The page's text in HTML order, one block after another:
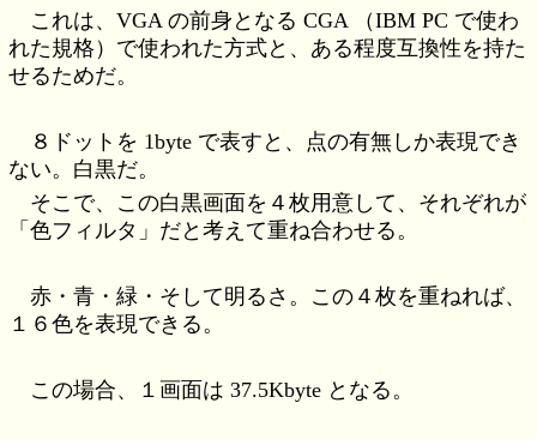
これは、VGA の前身となる CGA （IBM PC で使わ
れた規格）で使われた方式と、ある程度互換性を持た
せるためだ。
８ドットを 1byte で表すと、点の有無しか表現でき
ない。白黒だ。
そこで、この白黒画面を４枚用意して、それぞれが
「色フィルタ」だと考えて重ね合わせる。
赤・青・緑・そして明るさ。この４枚を重ねれば、
１６色を表現できる。
この場合、１画面は 37.5Kbyte となる。